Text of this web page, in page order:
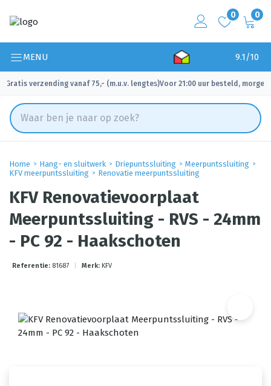
0 0
MENU 9.1/10
Gratis verzending vanaf 75,- (m.u.v. lengtes)
✓ Voor 21:00 uur besteld, morgen
Home Hang- en sluitwerk Driepuntssluiting
Meerpuntssluiting
KFV meerpuntssluiting
Renovatie meerpuntssluiting
KFV Renovatievoorplaat
Meerpuntssluiting - RVS - 24mm
- PC 92 - Haakschoten
Referentie: 81687 Merk: KFV